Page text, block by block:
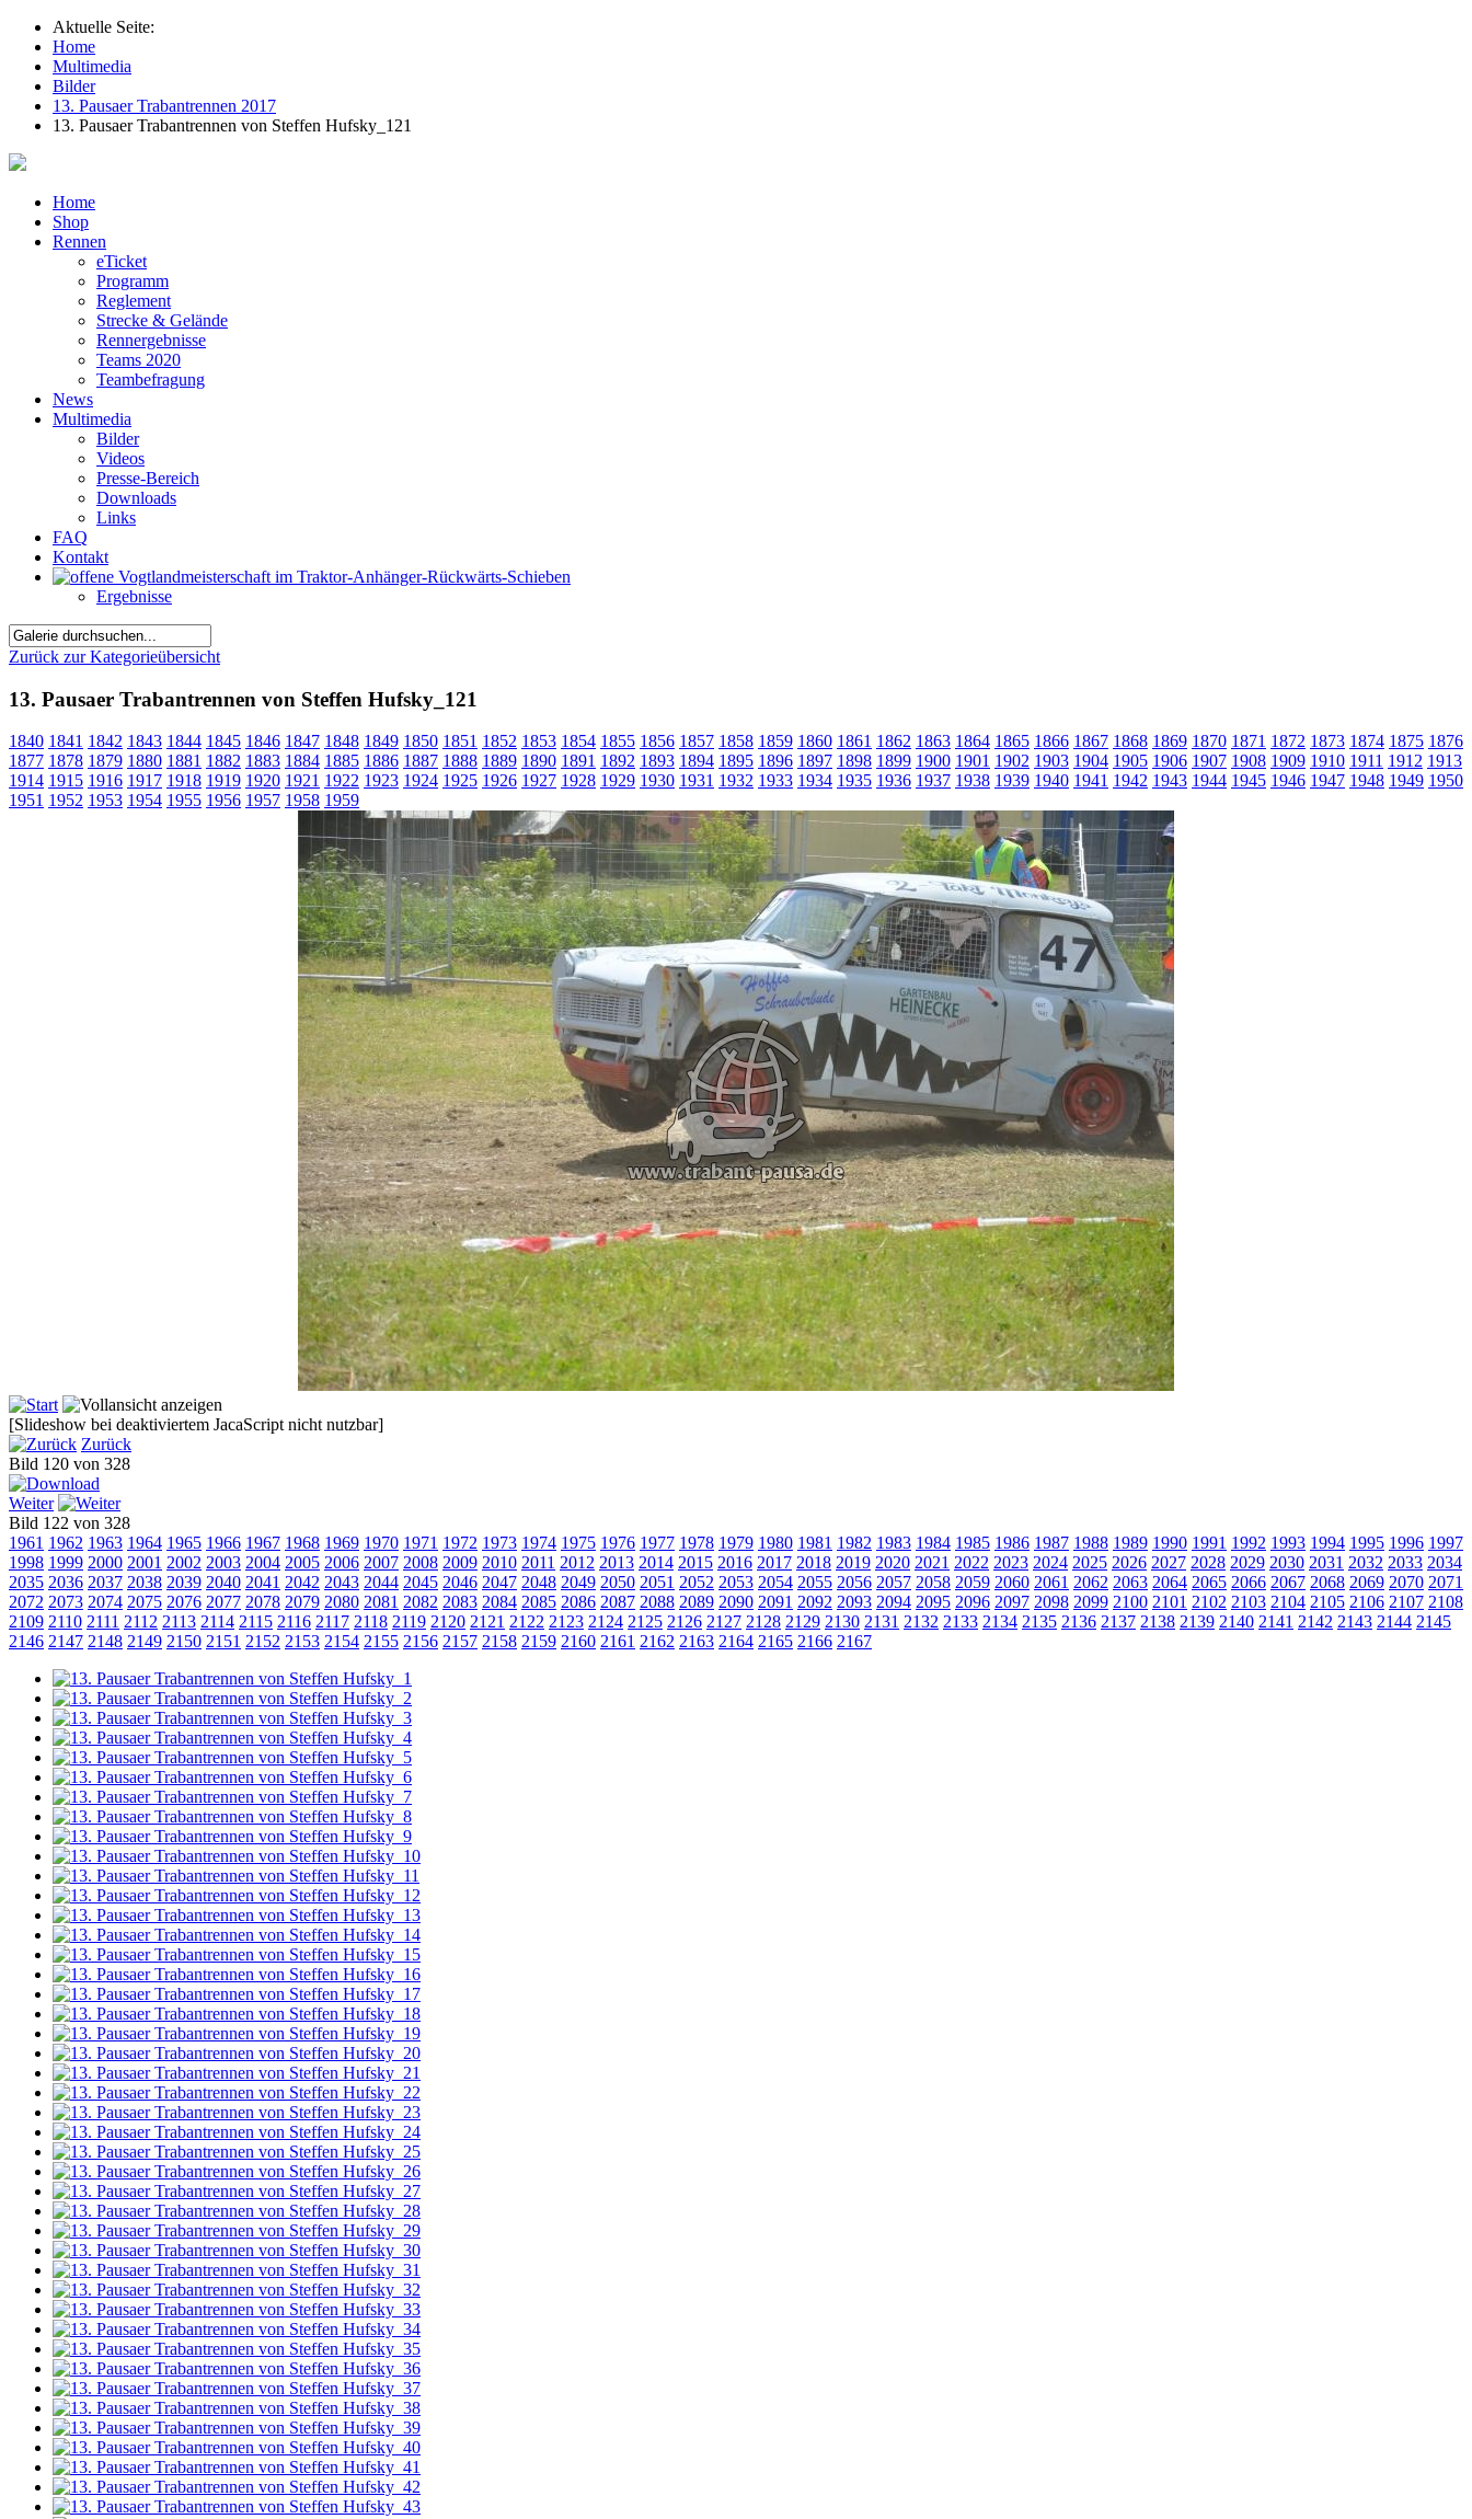
Aktuelle Seite:
Home
Multimedia
Bilder
13. Pausaer Trabantrennen 2017
13. Pausaer Trabantrennen von Steffen Hufsky_121
Home
Shop
Rennen
eTicket
Programm
Reglement
Strecke & Gelände
Rennergebnisse
Teams 2020
Teambefragung
News
Multimedia
Bilder
Videos
Presse-Bereich
Downloads
Links
FAQ
Kontakt
Ergebnisse
Zurück zur Kategorieübersicht
13. Pausaer Trabantrennen von Steffen Hufsky_121
1840 1841 1842 1843 1844 1845 1846 1847 1848 1849 1850 1851 1852 1853 1854 1855 1856 1857 1858 1859 1860 1861 1862 1863 1864 1865 1866 1867 1868 1869 1870 1871 1872 1873 1874 1875 1876
1877 1878 1879 1880 1881 1882 1883 1884 1885 1886 1887 1888 1889 1890 1891 1892 1893 1894 1895 1896 1897 1898 1899 1900 1901 1902 1903 1904 1905 1906 1907 1908 1909 1910 1911 1912 1913
1914 1915 1916 1917 1918 1919 1920 1921 1922 1923 1924 1925 1926 1927 1928 1929 1930 1931 1932 1933 1934 1935 1936 1937 1938 1939 1940 1941 1942 1943 1944 1945 1946 1947 1948 1949 1950
1951 1952 1953 1954 1955 1956 1957 1958 1959
[Slideshow bei deaktiviertem JacaScript nicht nutzbar]
Zurück
Bild 120 von 328
Weiter
Bild 122 von 328
1961 1962 1963 1964 1965 1966 1967 1968 1969 1970 1971 1972 1973 1974 1975 1976 1977 1978 1979 1980 1981 1982 1983 1984 1985 1986 1987 1988 1989 1990 1991 1992 1993 1994 1995 1996 1997
1998 1999 2000 2001 2002 2003 2004 2005 2006 2007 2008 2009 2010 2011 2012 2013 2014 2015 2016 2017 2018 2019 2020 2021 2022 2023 2024 2025 2026 2027 2028 2029 2030 2031 2032 2033 2034
2035 2036 2037 2038 2039 2040 2041 2042 2043 2044 2045 2046 2047 2048 2049 2050 2051 2052 2053 2054 2055 2056 2057 2058 2059 2060 2061 2062 2063 2064 2065 2066 2067 2068 2069 2070 2071
2072 2073 2074 2075 2076 2077 2078 2079 2080 2081 2082 2083 2084 2085 2086 2087 2088 2089 2090 2091 2092 2093 2094 2095 2096 2097 2098 2099 2100 2101 2102 2103 2104 2105 2106 2107 2108
2109 2110 2111 2112 2113 2114 2115 2116 2117 2118 2119 2120 2121 2122 2123 2124 2125 2126 2127 2128 2129 2130 2131 2132 2133 2134 2135 2136 2137 2138 2139 2140 2141 2142 2143 2144 2145
2146 2147 2148 2149 2150 2151 2152 2153 2154 2155 2156 2157 2158 2159 2160 2161 2162 2163 2164 2165 2166 2167